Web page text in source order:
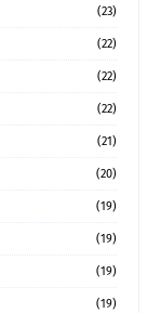
(23)
(22)
(22)
(22)
(21)
(20)
(19)
(19)
(19)
(19)